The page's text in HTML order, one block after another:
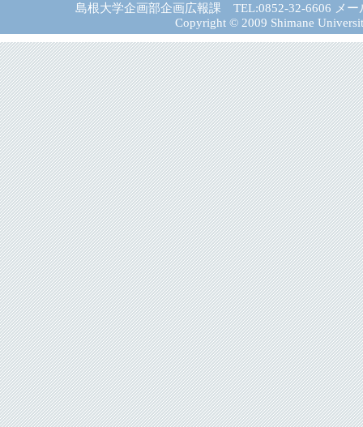
島根大学企画部企画広報課 TEL:0852-32-6606 メー
Copyright © 2009 Shimane